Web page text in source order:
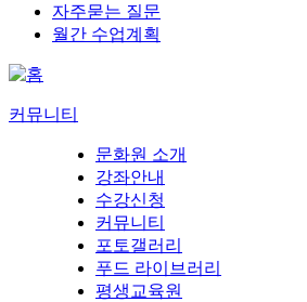
자주묻는 질문
월간 수업계획
커뮤니티
문화원 소개
강좌안내
수강신청
커뮤니티
포토갤러리
푸드 라이브러리
평생교육원